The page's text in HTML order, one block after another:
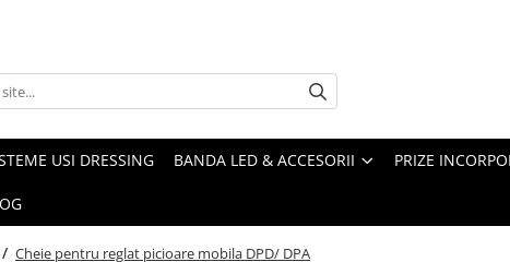
USI DRESSING BANDA LED & ACCESORII PRIZE
Cheie pentru reglat picioare mobila DPD/ DPA